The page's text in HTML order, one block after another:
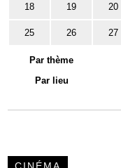
18 19 20
25 26 27
Par thème
Par lieu
CINÉMA